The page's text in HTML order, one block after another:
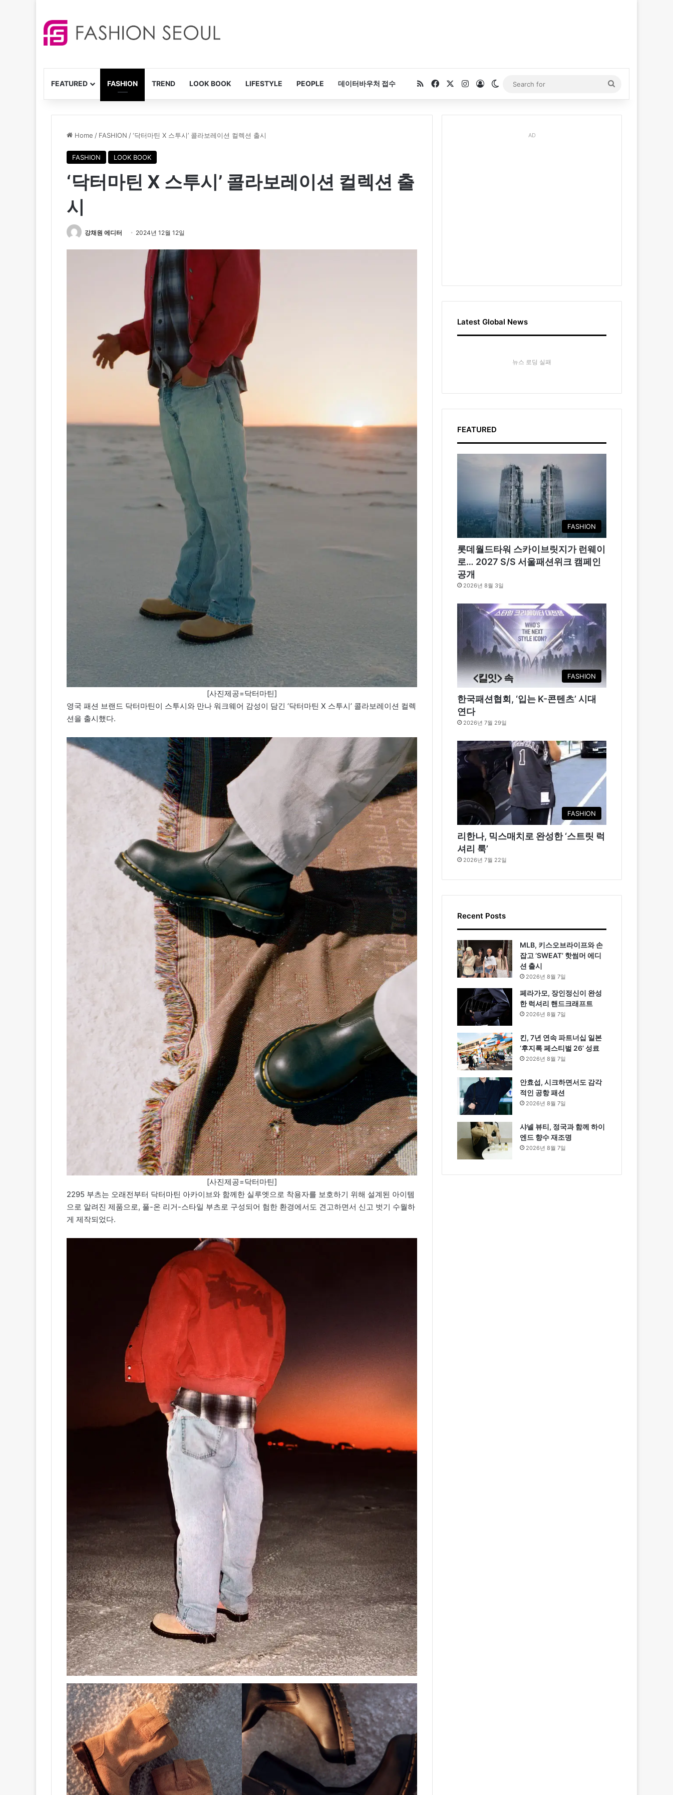
FEATURED FASHION TREND LOOK BOOK LIFESTYLE PEOPLE 데이터바우처 접수 RSSFacebookInstagram
Log InSwitch skin
for
Home / FASHION /‘닥터마틴 X 스투시’ 콜라보레이션 컬렉션 출시
FASHION LOOK BOOK
‘닥터마틴 X 스투시’ 콜라보레이션 컬렉션 출
시
강채원 에디터 2024년 12월 12일
[사진제공=닥터마틴]
영국 패션 브랜드 닥터마틴이 스투시와 만나 워크웨어 감성이 담긴 ‘닥터마틴 X 스투시’ 콜라보레이션 컬렉
션을 출시했다.
[사진제공=닥터마틴]
2295 부츠는 오래전부터 닥터마틴 아카이브와 함께한 실루엣으로 착용자를 보호하기 위해 설계된 아이템
으로 알려진 제품으로, 풀-온 리거-스타일 부츠로 구성되어 험한 환경에서도 견고하면서 신고 벗기 수월하
게 제작되었다.
AD
Latest Global News
뉴스 로딩 실패
FEATURED
FASHION
롯데월드타워 스카이브릿지가 런웨이
로… 2027 S/S 서울패션위크 캠페인
공개
2026년 8월 3일
FASHION
한국패션협회, ‘입는 K-콘텐츠’ 시대
연다
2026년 7월 29일
FASHION
리한나, 믹스매치로 완성한 ‘스트릿 럭
셔리 룩’
2026년 7월 22일
Recent Posts
MLB, 키스오브라이프와 손
잡고 ‘SWEAT’ 핫썸머 에디
션 출시
2026년 8월 7일
페라가모, 장인정신이 완성
한 럭셔리 핸드크래프트
2026년 8월 7일
킨, 7년 연속 파트너십 일본
‘후지록 페스티벌 26’ 성료
2026년 8월 7일
안효섭, 시크하면서도 감각
적인 공항 패션
2026년 8월 7일
샤넬 뷰티, 정국과 함께 하이
엔드 향수 재조명
2026년 8월 7일